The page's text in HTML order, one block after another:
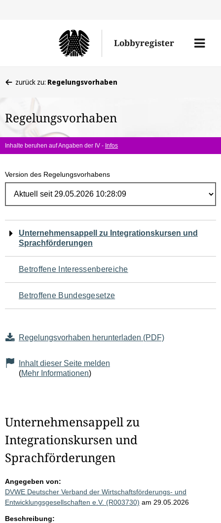
Lobbyregister
Menü
befinden
hier:
zurück zu: Regelungsvorhaben
Regelungsvorhaben
Inhalte beruhen auf Angaben der IV - Infos
Version des Regelungsvorhabens
Navigation
für
den
Seiteninhalt
Unternehmensappell zu Integrationskursen und
Sprachförderungen
Betroffene Interessenbereiche
Betroffene Bundesgesetze
Regelungsvorhaben herunterladen (PDF)
Inhalt dieser Seite melden
(Mehr Informationen)
Unternehmensappell zu
Integrationskursen und
Sprachförderungen
Angegeben von:
DVWE Deutscher Verband der Wirtschaftsförderungs- und
Entwicklungsgesellschaften e.V. (R003730) am 29.05.2026
Beschreibung: